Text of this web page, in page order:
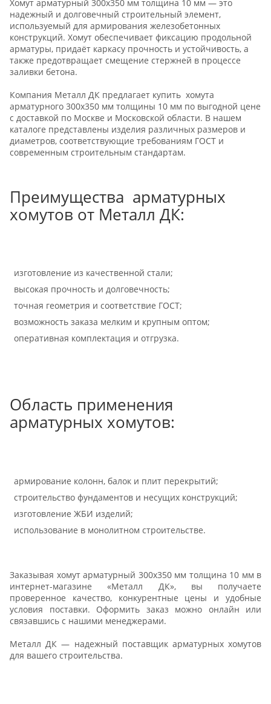
Хомут арматурный 300х350 мм толщина 10 мм — это
надежный и долговечный строительный элемент,
используемый для армирования железобетонных
конструкций. Хомут обеспечивает фиксацию продольной
арматуры, придаёт каркасу прочность и устойчивость, а
также предотвращает смещение стержней в процессе
заливки бетона.
Компания Металл ДК предлагает купить хомута
арматурного 300х350 мм толщины 10 мм по выгодной цене
с доставкой по Москве и Московской области. В нашем
каталоге представлены изделия различных размеров и
диаметров, соответствующие требованиям ГОСТ и
современным строительным стандартам.
Преимущества арматурных
хомутов от Металл ДК:
изготовление из качественной стали;
высокая прочность и долговечность;
точная геометрия и соответствие ГОСТ;
возможность заказа мелким и крупным оптом;
оперативная комплектация и отгрузка.
Область применения
арматурных хомутов:
армирование колонн, балок и плит перекрытий;
строительство фундаментов и несущих конструкций;
изготовление ЖБИ изделий;
использование в монолитном строительстве.
Заказывая хомут арматурный 300х350 мм толщина 10 мм в
интернет-магазине «Металл ДК», вы получаете
проверенное качество, конкурентные цены и удобные
условия поставки. Оформить заказ можно онлайн или
связавшись с нашими менеджерами.
Металл ДК — надежный поставщик арматурных хомутов
для вашего строительства.